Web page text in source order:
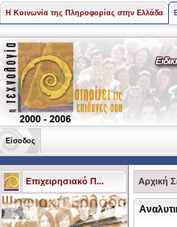
Η Κοινωνία της Πληροφορίας στην Ελλάδα
Είσοδος
Επιχειρησιακό Π... Αρχική